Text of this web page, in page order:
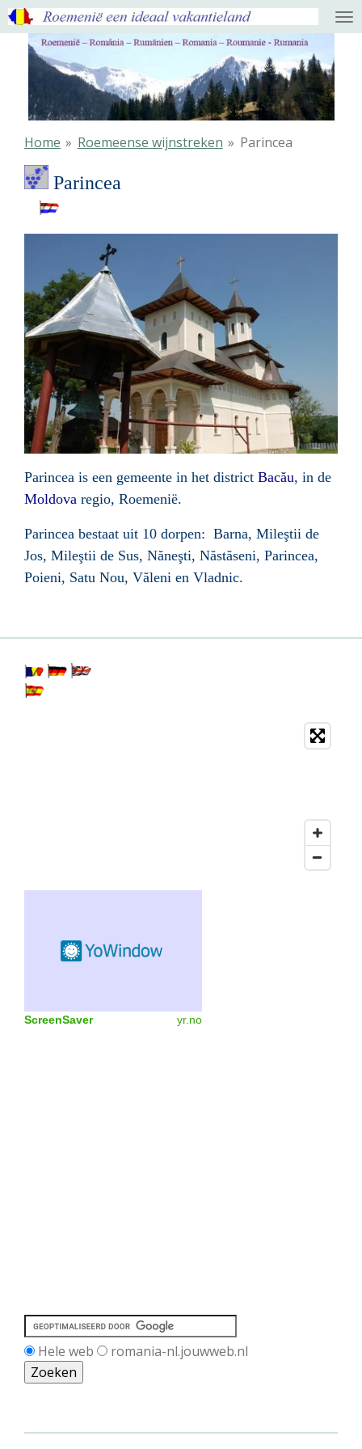
Ga
direct
naar
hoofdinhoud
Home » Roemeense wijnstreken » Parincea
Parincea
Parincea is een gemeente in het district Bacău, in de
Moldova regio, Roemenië.
Parincea bestaat uit 10 dorpen: Barna, Mileştii de
Jos, Mileştii de Sus, Năneşti, Năstăseni, Parincea,
Poieni, Satu Nou, Văleni en Vladnic.
ScreenSaver yr.no
Hele web romania-nl.jouwweb.nl